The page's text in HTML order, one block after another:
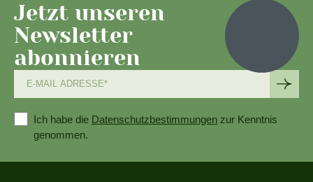
Jetzt unseren
Newsletter
abonnieren
Ich habe die Datenschutzbestimmungen zur Kenntnis
genommen.